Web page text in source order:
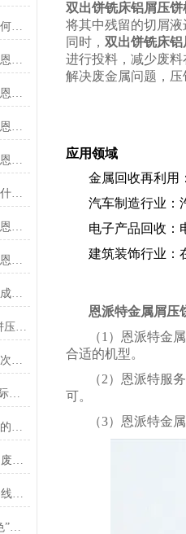
钢渣压饼机生产厂家深度推荐：为何恩派特成为高净值产线的优选
铜渣压饼机生产厂家推荐：为什么恩派特成为众多企业的信赖？
铁渣压饼机生产厂家推荐：为什么恩派特成为众多企业的优选？
铝渣压饼机生产厂家推荐：为什么恩派特是值得信赖的选择？
钢屑压饼机生产厂家推荐：为什么恩派特是您值得信赖的选择？
铜屑压饼机生产厂家深度推荐：为什么恩派特成为市场的“压饼专家”？
铁屑压饼机生产厂家推荐：为什么恩派特成为工业固废处理的优选品牌？
铝屑压饼机生产厂家推荐：为什么恩派特成为众多企业的优选？
铝屑打饼机生产厂家：为何恩派特成为行业优选？
效率革命，价值跃升!恩派特双出饼压饼机全新升级，重塑金属回收
上海铝工业展圆满收官｜感谢每一次相遇，我们明年再见！
赋能铝业回收 | 恩派特亮相上海国际铝工业展
铝销压饼机：机械废铝回收资源化的环保核心设备
客户实测：1250吨+800吨两条线，废料回收从成本中心变利润来源
昆山客户实测：1250吨+800吨两条线，废料回收从成本中心变利润来源
铝沫压饼机：金属加工行业的“绿色”增值引擎
双出饼铣床铝屑压饼
将其中残留的切屑
同时， 双出饼铣床铝
进行投料，减少废
解决废金属问题，
应用领域
金属回收再利用
汽车制造行业：
电子产品回收：
建筑装饰行业：
恩派特金属屑压
（1）恩派特金
合适的机型。
（2）恩派特服
可。
（3）恩派特金